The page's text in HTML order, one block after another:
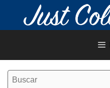
contenido